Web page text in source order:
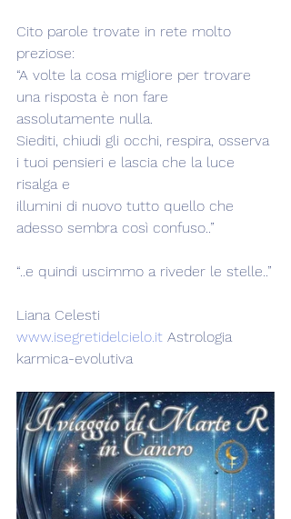
Cito parole trovate in rete molto
preziose:
“A volte la cosa migliore per trovare
una risposta è non fare
assolutamente nulla.
Siediti, chiudi gli occhi, respira, osserva
i tuoi pensieri e lascia che la luce
risalga e
illumini di nuovo tutto quello che
adesso sembra così confuso..”
“..e quindi uscimmo a riveder le stelle..”
Liana Celesti
www.isegretidelcielo.it Astrologia
karmica-evolutiva